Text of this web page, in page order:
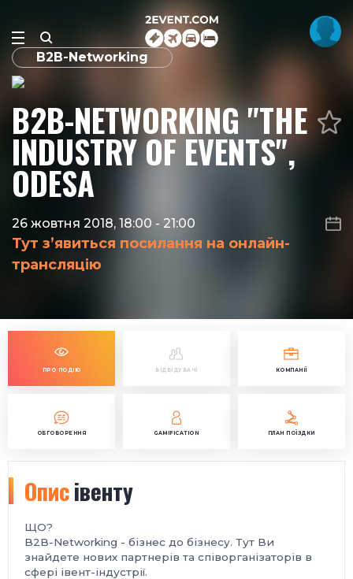
B2B-Networking
B2B-NETWORKING "THE
INDUSTRY OF EVENTS",
ODESA
26 жовтня 2018, 18:00 - 21:00
Тут з’явиться посилання на онлайн-
трансляцію
ПРО ПОДІЮ ВІДВІДУВАЧІ КОМПАНІЇ
ОБГОВОРЕННЯ GAMIFICATION ПЛАН ПОЇЗДКИ
Описівенту
ЩО?
B2B-Networking - бізнес до бізнесу. Тут Ви
знайдете нових партнерів та співорганізаторів в
сфері івент-індустрії.